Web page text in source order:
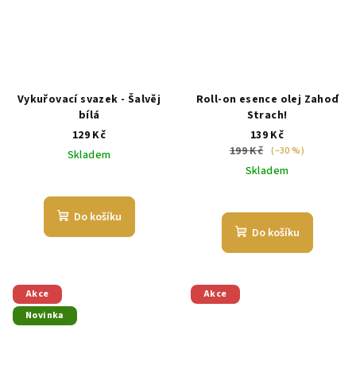
Vykuřovací svazek - Šalvěj
bílá
129 Kč
Skladem
hodnocení
produktu
Do košíku
Roll-on esence olej Zahoď
Strach!
139 Kč
199 Kč (–30 %)
Skladem
Do košíku
Akce
Novinka
Akce